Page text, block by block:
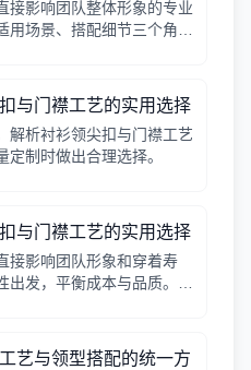
接影响团队整体形象的专业
用场景、搭配细节三个角
与门襟工艺的实用选择
解析衬衫领尖扣与门襟工艺
制时做出合理选择。
与门襟工艺的实用选择
接影响团队形象和穿着寿
发，平衡成本与品质。本
艺与领型搭配的统一方